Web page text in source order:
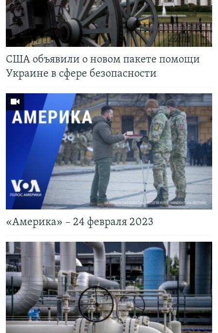
США объявили о новом пакете помощи
Украине в сфере безопасности
«Америка» – 24 февраля 2023